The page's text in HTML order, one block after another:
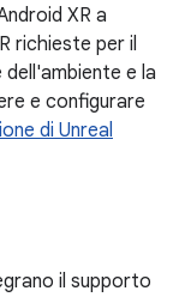
XR a
richieste per il
e la
e configurare
di Unreal
il supporto